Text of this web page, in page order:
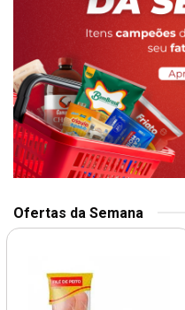
Ofertas da Semana